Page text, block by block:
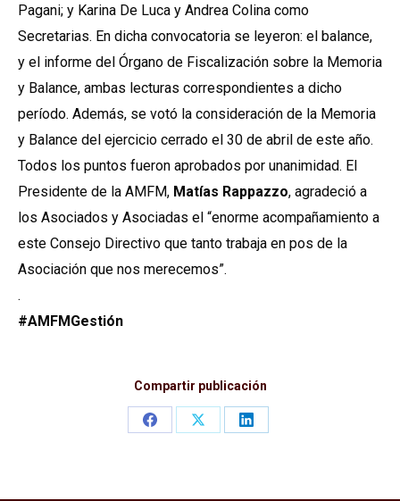
Pagani; y Karina De Luca y Andrea Colina como
Secretarias. En dicha convocatoria se leyeron: el balance,
y el informe del Órgano de Fiscalización sobre la Memoria
y Balance, ambas lecturas correspondientes a dicho
período. Además, se votó la consideración de la Memoria
y Balance del ejercicio cerrado el 30 de abril de este año.
Todos los puntos fueron aprobados por unanimidad. El
Presidente de la AMFM, Matías Rappazzo, agradeció a
los Asociados y Asociadas el “enorme acompañamiento a
este Consejo Directivo que tanto trabaja en pos de la
Asociación que nos merecemos”.
.
#AMFMGestión
Compartir publicación
Share
Share
Share